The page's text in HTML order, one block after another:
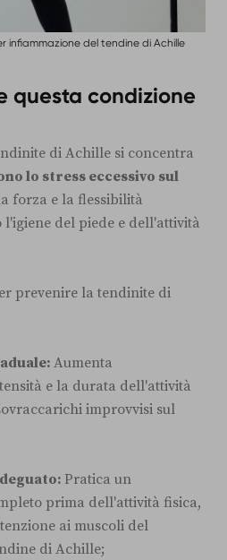
infiammazione del tendine di Achille
questa condizione
di Achille si concentra
lo stress eccessivo sul
forza e la flessibilità
del piede e dell'attività
prevenire la tendinite di
Aumenta
e la durata dell'attività
improvvisi sul
Pratica un
prima dell'attività fisica,
ai muscoli del
di Achille;